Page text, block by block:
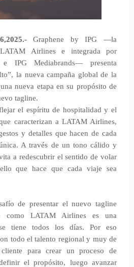
Graphene by IPG —la
Airlines e integrada por
e IPG Mediabrands— presenta
la nueva campaña global de la
nueva etapa en su propósito de
tagline.
el espíritu de hospitalidad y el
caracterizan a LATAM Airlines,
y detalles que hacen de cada
A través de un tono cálido y
a redescubrir el sentido de volar
que hace que cada viaje sea
de presentar el nuevo tagline
como LATAM Airlines es una
tiene todos los días. Por eso
todo el talento regional y muy de
para crear un proceso de
el propósito, luego avanzar